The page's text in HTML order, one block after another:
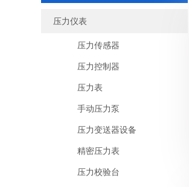
压力仪表
压力传感器
压力控制器
压力表
手动压力泵
压力变送器设备
精密压力表
压力校验台